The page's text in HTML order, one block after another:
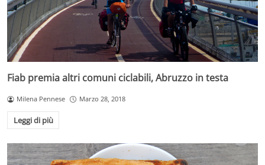
Fiab premia altri comuni ciclabili, Abruzzo in testa
Milena Pennese Marzo 28, 2018
Leggi di più